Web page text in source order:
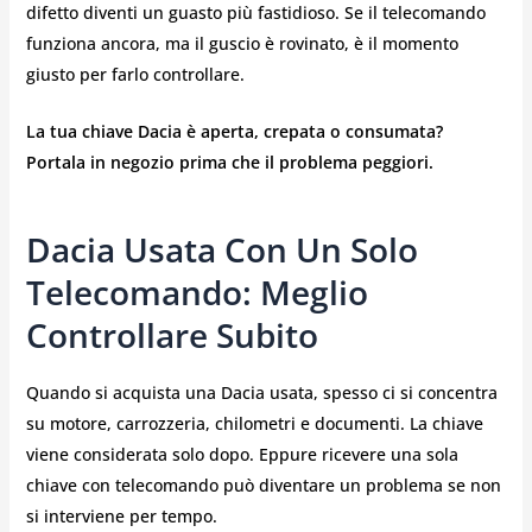
difetto diventi un guasto più fastidioso. Se il telecomando
funziona ancora, ma il guscio è rovinato, è il momento
giusto per farlo controllare.
La tua chiave Dacia è aperta, crepata o consumata?
Portala in negozio prima che il problema peggiori.
Dacia Usata Con Un Solo
Telecomando: Meglio
Controllare Subito
Quando si acquista una Dacia usata, spesso ci si concentra
su motore, carrozzeria, chilometri e documenti. La chiave
viene considerata solo dopo. Eppure ricevere una sola
chiave con telecomando può diventare un problema se non
si interviene per tempo.